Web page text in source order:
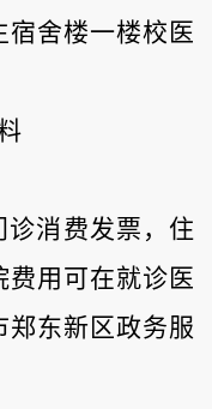
宿舍楼一楼校医
消费发票，住
费用可在就诊医
郑东新区政务服